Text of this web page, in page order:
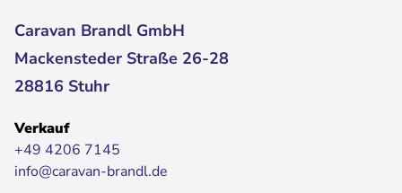
Caravan Brandl GmbH
Mackensteder Straße 26-28
28816 Stuhr
Verkauf
+49 4206 7145
info@caravan-brandl.de